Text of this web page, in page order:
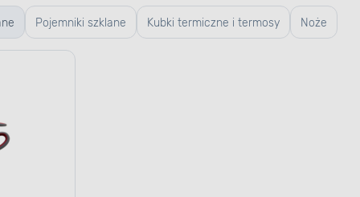
Pojemniki szklane Kubki termiczne i termosy Noże